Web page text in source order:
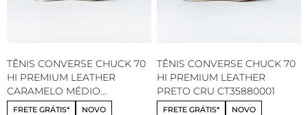
TÊNIS CONVERSE CHUCK 70
HI PREMIUM LEATHER
CARAMELO MÉDIO
AMENDOA CT35880003
FRETE GRÁTIS* NOVO
TÊNIS CONVERSE CHUCK 70
HI PREMIUM LEATHER
PRETO CRU CT35880001
FRETE GRÁTIS* NOVO